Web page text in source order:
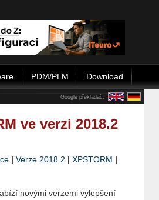
PDM/PLM Download
Google překladač:
ve verzi 2018.2
| Verze 2018.2 | XPSTORM |
novými verzemi vylepšení